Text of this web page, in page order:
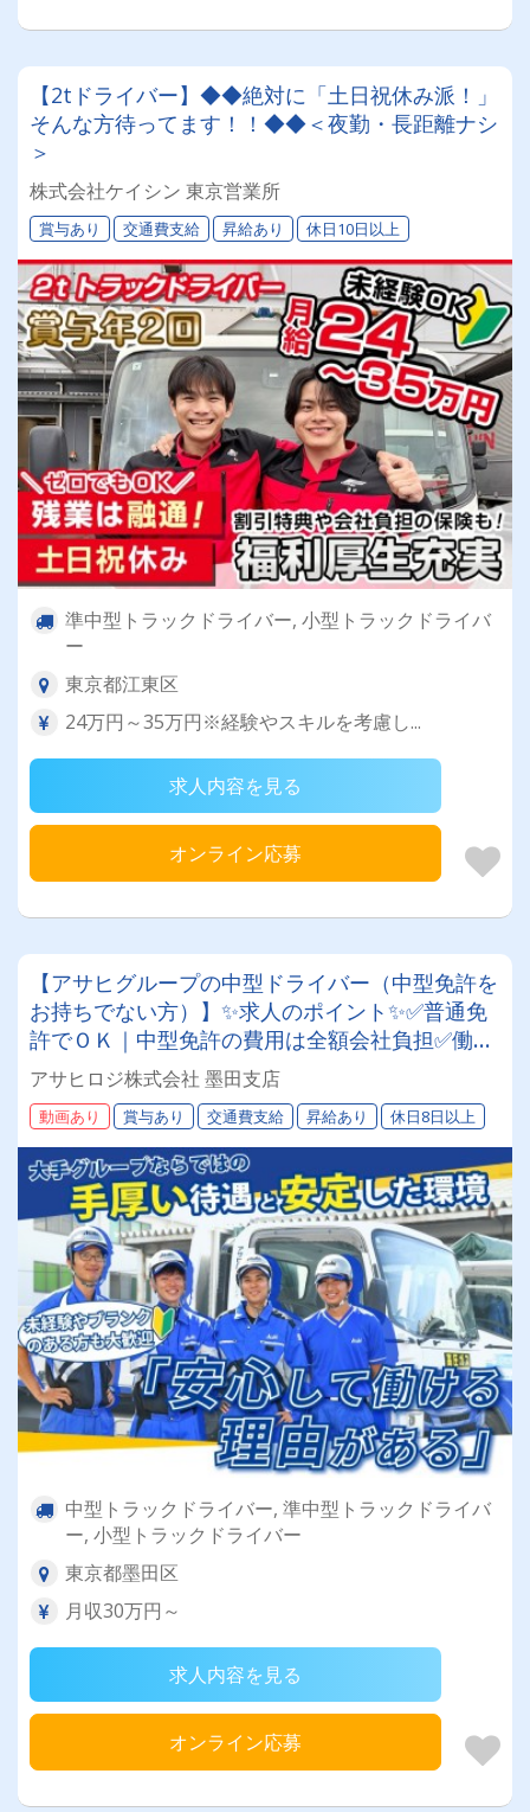
【2tドライバー】◆◆絶対に「土日祝休み派！」
そんな方待ってます！！◆◆＜夜勤・長距離ナシ
＞
株式会社ケイシン 東京営業所
賞与あり 交通費支給 昇給あり 休日10日以上
準中型トラックドライバー, 小型トラックドライバ
ー
東京都江東区
24万円～35万円※経験やスキルを考慮し...
求人内容を見る
オンライン応募
【アサヒグループの中型ドライバー（中型免許を
お持ちでない方）】✨求人のポイント✨✅普通免
許でＯＫ｜中型免許の費用は全額会社負担✅働き
やすい環境｜年間休日117日＆原則土日休み✅成
長をサポート｜人を大切にする温かい社風です✅
充実の福利厚生｜退職金や賞与、共済会など多数
✅安定した業務量｜グループ内外で幅広く事業展
開
アサヒロジ株式会社 墨田支店
動画あり 賞与あり 交通費支給 昇給あり 休日8日以上
中型トラックドライバー, 準中型トラックドライバ
ー, 小型トラックドライバー
東京都墨田区
月収30万円～
求人内容を見る
オンライン応募